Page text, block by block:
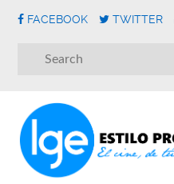
FACEBOOK TWITTER